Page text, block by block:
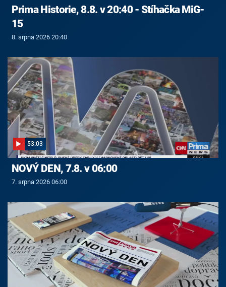
Prima Historie, 8.8. v 20:40 - Stíhačka MiG-
15
8. srpna 2026 20:40
53:03
NOVÝ DEN, 7.8. v 06:00
7. srpna 2026 06:00